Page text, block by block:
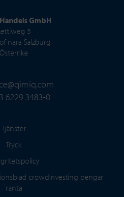
GmbH
5
nära Salzburg
Österrike
6229 3483-0
Tjänster
Tryck
crowdinvesting pengar
ränta